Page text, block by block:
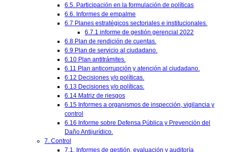
6.5. Participación en la formulación de políticas
6.6. Informes de empalme
6.7 Planes estratégicos sectoriales e institucionales.
6.7.1 informe de gestión gerencial 2022
6.8 Plan de rendición de cuentas.
6.9 Plan de servicio al ciudadano.
6.10 Plan antitrámites.
6.11 Plan anticorrupción y atención al ciudadano.
6.12 Decisiones y/o políticas.
6.13 Decisiones y/o políticas.
6.14 Matriz de riesgos
6.15 Informes a organismos de inspección, vigilancia y
control
6.16 Informe sobre Defensa Pública y Prevención del
Daño Antijurídico.
7. Control
7.1. Informes de gestión, evaluación y auditoría